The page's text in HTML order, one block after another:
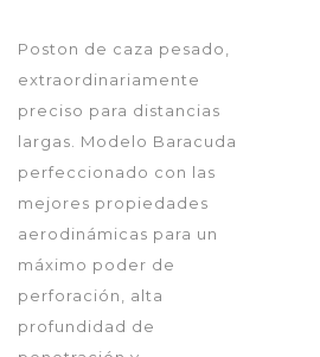
Poston de caza pesado,
extraordinariamente
preciso para distancias
largas. Modelo Baracuda
perfeccionado con las
mejores propiedades
aerodinámicas para un
máximo poder de
perforación, alta
profundidad de